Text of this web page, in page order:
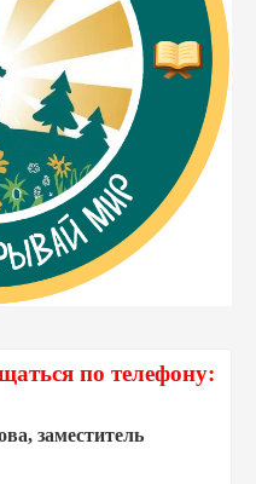
по телефону:
заместитель